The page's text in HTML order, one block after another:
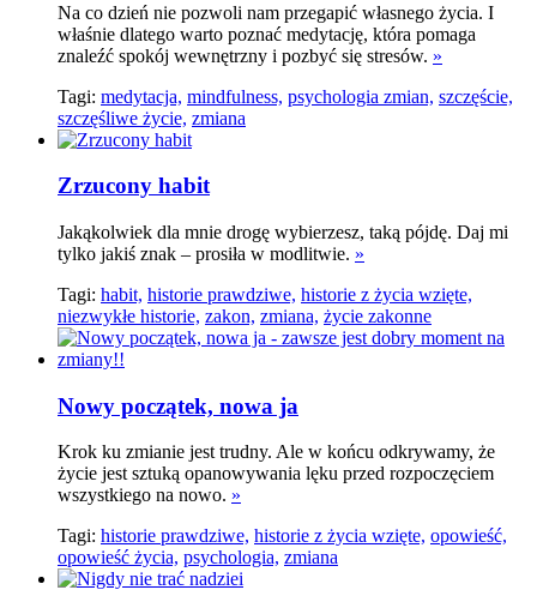
Na co dzień nie pozwoli nam przegapić własnego życia. I
właśnie dlatego warto poznać medytację, która pomaga
znaleźć spokój wewnętrzny i pozbyć się stresów. »
Tagi: medytacja, mindfulness, psychologia zmian, szczęście,
szczęśliwe życie, zmiana
Zrzucony habit
Jakąkolwiek dla mnie drogę wybierzesz, taką pójdę. Daj mi
tylko jakiś znak – prosiła w modlitwie. »
Tagi: habit, historie prawdziwe, historie z życia wzięte,
niezwykłe historie, zakon, zmiana, życie zakonne
Nowy początek, nowa ja
Krok ku zmianie jest trudny. Ale w końcu odkrywamy, że
życie jest sztuką opanowywania lęku przed rozpoczęciem
wszystkiego na nowo. »
Tagi: historie prawdziwe, historie z życia wzięte, opowieść,
opowieść życia, psychologia, zmiana